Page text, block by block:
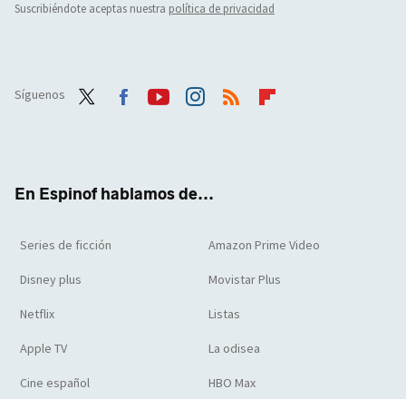
Suscribiéndote aceptas nuestra política de privacidad
Síguenos
En Espinof hablamos de...
Series de ficción Amazon Prime Video
Disney plus Movistar Plus
Netflix Listas
Apple TV La odisea
Cine español HBO Max